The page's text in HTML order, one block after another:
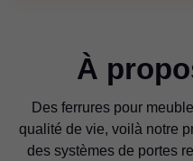
À
Des ferrures pour
qualité de vie, voilà notre
des systèmes de portes